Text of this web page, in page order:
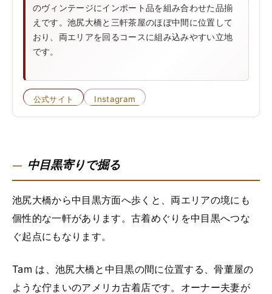
のヴィンテージにインポート品を組み合わせた品揃
えです。池尻大橋と三軒茶屋のほぼ中間に位置して
おり、両エリアを回るコースに組み込みやすい立地
です。
公式サイト Instagram
中目黒寄りで掘る
池尻大橋から中目黒方面へ歩くと、両エリアの境にも
個性的な一軒があります。古着めぐりを中目黒へつな
ぐ起点にもなります。
Tam は、池尻大橋と中目黒の間に位置する、骨董屋の
ような佇まいのアメリカ古着店です。オーナー夫妻が